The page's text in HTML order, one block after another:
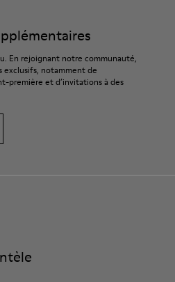
fibre de bambou
garantira la protection et la
détaillées sur l’entretien de
consultez notreguide d’entretien
En rejoignant notre communauté,
exclusifs, notamment de
première et d’invitations à des